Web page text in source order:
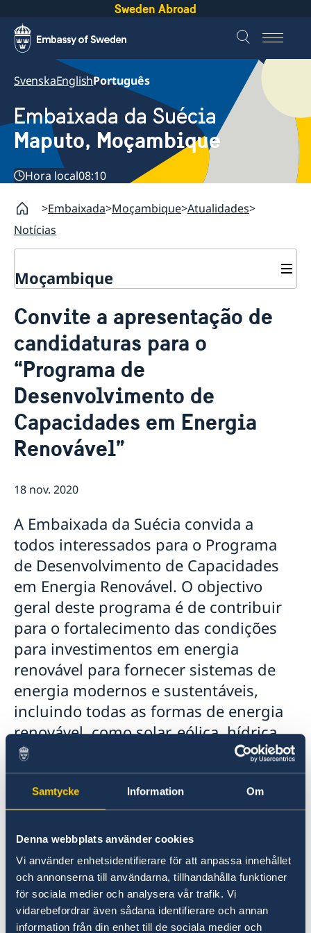
Samtycke Information Om
Denna webbplats använder cookies
Vi använder enhetsidentifierare för att anpassa innehållet
och annonserna till användarna, tillhandahålla funktioner
för sociala medier och analysera vår trafik. Vi
vidarebefordrar även sådana identifierare och annan
information från din enhet till de sociala medier och
Sweden Abroad
SvenskaEnglishPortuguês
Embaixada da Suécia
Maputo, Moçambique
Hora local08:10
Embaixada Moçambique Atualidades
Notícias
Moçambique
Sobre nós
Pessoal da Embaixada
Atualidades
Notícias
Vaga para Oficial de Comunicação
Vistos e Permissões de Residência, Trabalho e
Estudante para a Suécia
Contratação de serviços de monitoria em Niassa
para a Embaixada da Suécia em Maputo
Suécia e parceiros lançam subsídio para crianças em
Convite a apresentação de
candidaturas para o
“Programa de
Desenvolvimento de
Capacidades em Energia
Renovável”
18 nov. 2020
A Embaixada da Suécia convida a
todos interessados para o Programa
de Desenvolvimento de Capacidades
em Energia Renovável. O objectivo
geral deste programa é de contribuir
para o fortalecimento das condições
para investimentos em energia
renovável para fornecer sistemas de
energia modernos e sustentáveis,
incluindo todas as formas de energia
renovável, como solar, eólica, hídrica,
bio (incluindo transformação de
resíduos em energia) e energia
geotérmica. Por sua vez, espera-se que
isso leve à redução da pobreza através
de maior acesso a energia renovável
confiável e acessível e acesso à
eletricidade para mulheres e homens
que vivem na pobreza.